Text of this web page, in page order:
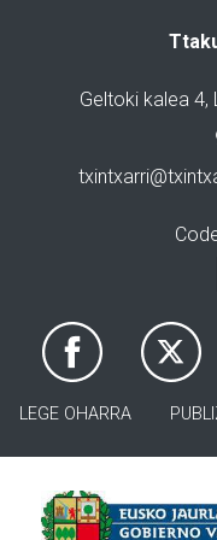
Geltoki kalea 4,
LEGE OHARRA